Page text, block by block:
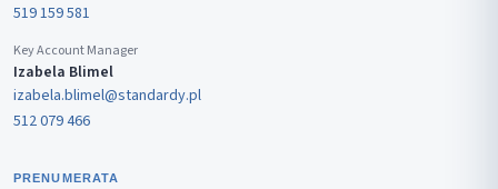
519 159 581
Key Account Manager
Izabela Blimel
izabela.blimel@standardy.pl
512 079 466
PRENUMERATA